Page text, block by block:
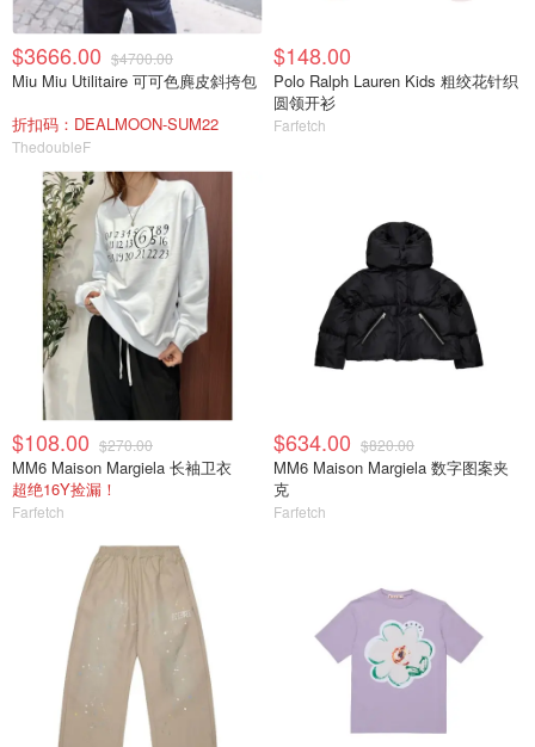
$3666.00 $4700.00
Miu Miu Utilitaire 可可色麂皮斜挎包
折扣码：DEALMOON-SUM22
ThedoubleF
$148.00
Polo Ralph Lauren Kids 粗绞花针织
圆领开衫
Farfetch
$108.00 $270.00
MM6 Maison Margiela 长袖卫衣
超绝16Y捡漏！
Farfetch
$634.00 $820.00
MM6 Maison Margiela 数字图案夹
克
Farfetch